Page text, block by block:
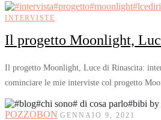
INTERVISTE
Il progetto Moonlight,
Il progetto Moonlight, Luce di Rinascita:
cominciare le mie interviste col progetto
by
POZZOBON GENNAIO 9, 2021